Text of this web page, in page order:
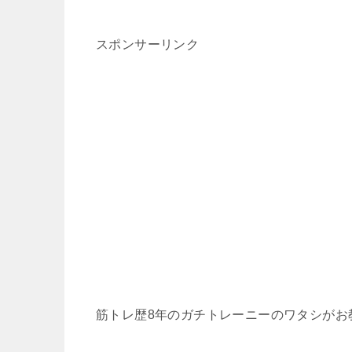
スポンサーリンク
筋トレ歴8年のガチトレーニーのワタシがお